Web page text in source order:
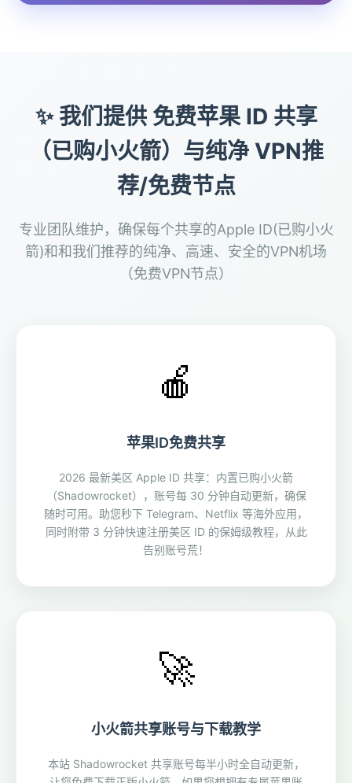
✨ 我们提供 免费苹果 ID 共享
（已购小火箭）与纯净 VPN推
荐/免费节点
专业团队维护，确保每个共享的Apple ID(已购小火
箭)和和我们推荐的纯净、高速、安全的VPN机场
（免费VPN节点）
🍎
苹果ID免费共享
2026 最新美区 Apple ID 共享：内置已购小火箭
（Shadowrocket），账号每 30 分钟自动更新，确保
随时可用。助您秒下 Telegram、Netflix 等海外应用，
同时附带 3 分钟快速注册美区 ID 的保姆级教程，从此
告别账号荒！
🚀
小火箭共享账号与下载教学
本站 Shadowrocket 共享账号每半小时全自动更新，